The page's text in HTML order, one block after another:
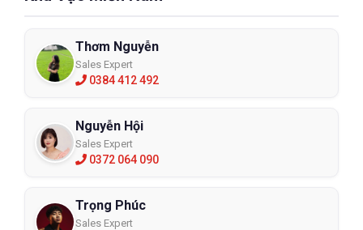
Thơm Nguyễn
Sales Expert
0384 412 492
Nguyễn Hội
Sales Expert
0372 064 090
Trọng Phúc
Sales Expert